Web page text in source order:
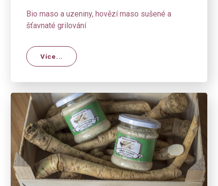
Bio maso a uzeniny, hovězí maso sušené a
šťavnaté grilování
Více...